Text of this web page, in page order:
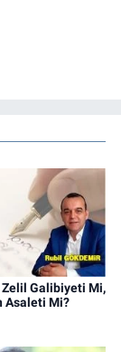
Zelil Galibiyeti Mi,
Asaleti Mi?